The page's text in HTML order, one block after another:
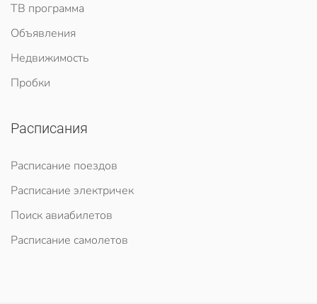
ТВ программа
Объявления
Недвижимость
Пробки
Расписания
Расписание поездов
Расписание электричек
Поиск авиабилетов
Расписание самолетов